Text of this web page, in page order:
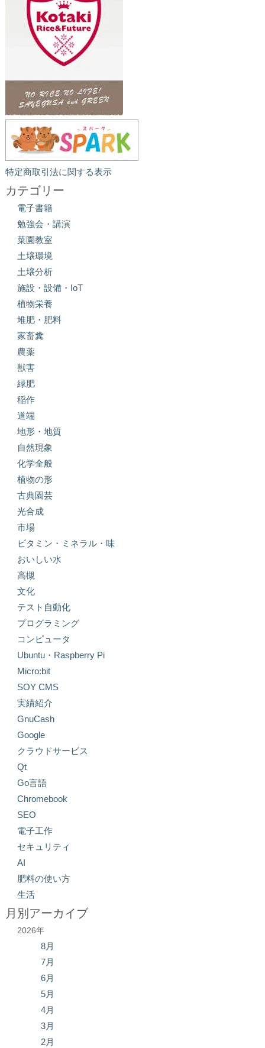
特定商取引法に関する表示
カテゴリー
電子書籍
勉強会・講演
菜園教室
土壌環境
土壌分析
施設・設備・IoT
植物栄養
堆肥・肥料
家畜糞
農薬
獣害
緑肥
稲作
道端
地形・地質
自然現象
化学全般
植物の形
古典園芸
光合成
市場
ビタミン・ミネラル・味
おいしい水
高槻
文化
テスト自動化
プログラミング
コンピュータ
Ubuntu・Raspberry Pi
Micro:bit
SOY CMS
実績紹介
GnuCash
Google
クラウドサービス
Qt
Go言語
Chromebook
SEO
電子工作
セキュリティ
AI
肥料の使い方
生活
月別アーカイブ
2026年
8月
7月
6月
5月
4月
3月
2月